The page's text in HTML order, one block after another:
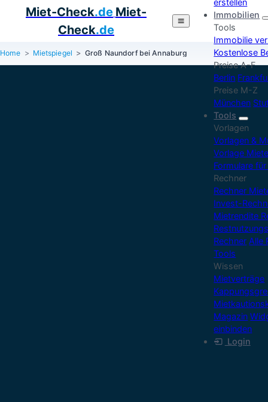
Miet-Check.de Miet-
Check.de
erstellen
Immobilien
Tools
Immobilie
Kostenlose
Preise A-F
Berlin
Preise M-Z
München
Tools
Vorlagen
Vorlagen &
Vorlage
Formulare
Rechner
Rechner
Invest-
Mietrendite
Rechner Alle
Tools
Wissen
Mietverträge
Magazin
einbinden
Login
Home Mietspiegel Groß Naundorf bei Annaburg